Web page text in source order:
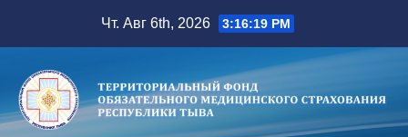
содержимому
Чт. Авг 6th, 2026 3:16:19 PM